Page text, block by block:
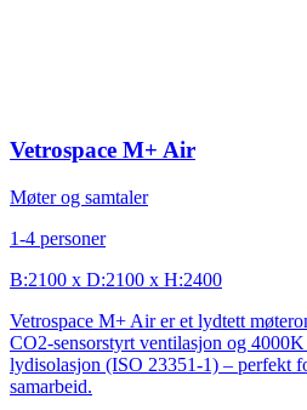
Vetrospace M+ Air
Møter og samtaler
1-4 personer
B:2100 x D:2100 x H:2400
Vetrospace M+ Air er et lydtett
CO2-sensorstyrt ventilasjon og
lydisolasjon (ISO 23351-1) – perfekt
samarbeid.